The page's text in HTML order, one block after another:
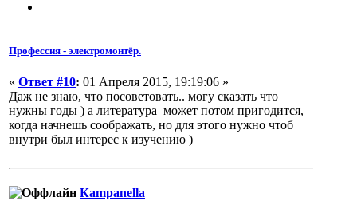
Профессия - электромонтёр.
« Ответ #10: 01 Апреля 2015, 19:19:06 »
Даж не знаю, что посоветовать.. могу сказать что
нужны годы ) а литература может потом пригодится,
когда начнешь соображать, но для этого нужно чтоб
внутри был интерес к изучению )
Кampanella